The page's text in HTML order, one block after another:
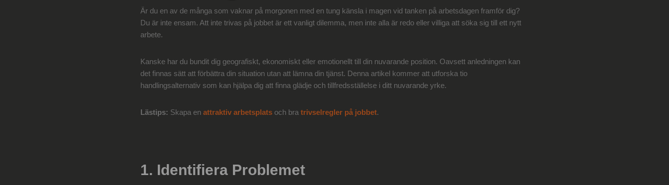
Är du en av de många som vaknar på morgonen med en tung känsla i magen vid tanken på arbetsdagen framför dig?
Du är inte ensam. Att inte trivas på jobbet är ett vanligt dilemma, men inte alla är redo eller villiga att söka sig till ett nytt
arbete.
Kanske har du bundit dig geografiskt, ekonomiskt eller emotionellt till din nuvarande position. Oavsett anledningen kan
det finnas sätt att förbättra din situation utan att lämna din tjänst. Denna artikel kommer att utforska tio
handlingsalternativ som kan hjälpa dig att finna glädje och tillfredsställelse i ditt nuvarande yrke.
Lästips: Skapa en attraktiv arbetsplats och bra trivselregler på jobbet.
1. Identifiera Problemet